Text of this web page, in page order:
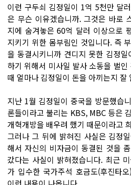
이런 구두쇠 김정일이 1억 5천만 달
은 무슨 이유겠습니까. 그것은 바로
지에 숨겨놓은 60억 달러 이상으로
지키기 위한 몸부림인 것입니다. 즉
을 동결시키니까 견디지 못한 김정
하기 위해서 미사일 발사 소동을 벌
때 얼마나 김정일이 돈을 아끼는지 잘
지난 1월 김정일이 중국을 방문했습
론들이라고 불리는 KBS, MBC 등은
개혁개방을 배우려 했기 때문이라고
그러나 그 뒤에 밝혀진 사실은 김정
해서 자신의 비자금이 동결된 것을
갔다는 사실이 밝혀졌습니다. 최근
가 입수한 국가주석 호금도(후진타